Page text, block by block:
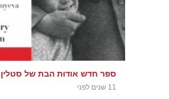
ספר חדש אודות הבת של סטלין
11 שנים לפני